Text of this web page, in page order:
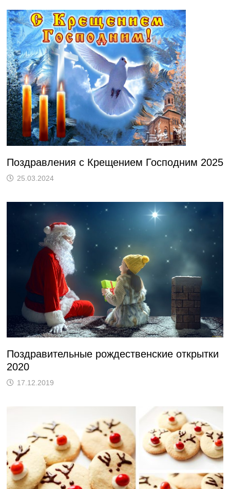
Поздравления с Крещением Господним 2025
25.03.2024
Поздравительные рождественские открытки
2020
17.12.2019